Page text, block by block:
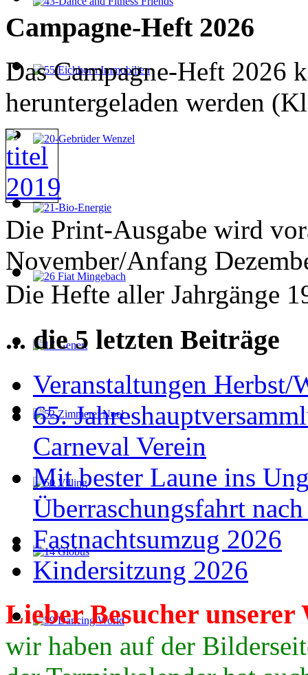
Campagne-Heft 2026
Das Campagne-Heft 2026
heruntergeladen werden
Die Print-Ausgabe wird
November/Anfang
Die Hefte aller Jahrgänge
... die 5 letzten Beiträge
Veranstaltungen Herbst/
65.
Carneval Verein
Mit bester Laune ins
Überraschungsfahrt
Fastnachtsumzug 2026
Kindersitzung 2026
LieberBesucher unserer
wir haben auf der